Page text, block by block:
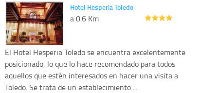
Hotel Hesperia Toledo
a 0.6 Km
El Hotel Hesperia Toledo se encuentra excelentemente
posicionado, lo que lo hace recomendado para todos
aquellos que estén interesados en hacer una visita a
Toledo. Se trata de un establecimiento ...